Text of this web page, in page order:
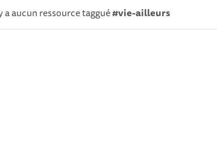
a aucun ressource taggué#vie-ailleurs